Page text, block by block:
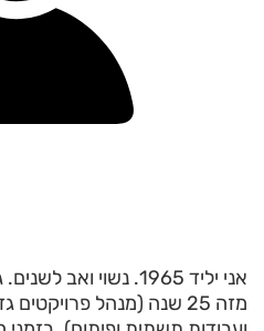
אני יליד 1965. נשוי
מזה 25 שנה (מנהל